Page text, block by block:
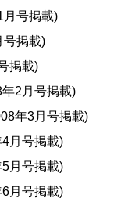
月号掲載)
号掲載)
掲載)
2月号掲載)
年3月号掲載)
月号掲載)
月号掲載)
月号掲載)